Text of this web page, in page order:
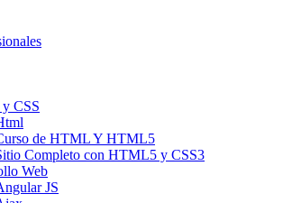
CSS
de HTML Y HTML5
Completo con HTML5 y CSS3
Web
JS